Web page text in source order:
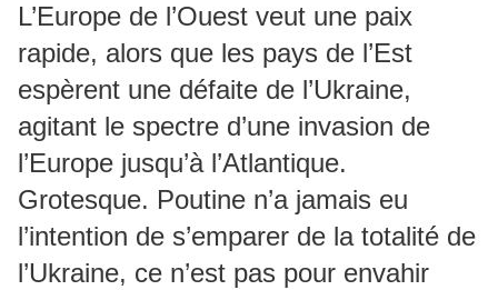
L’Europe de l’Ouest veut une paix
rapide, alors que les pays de l’Est
espèrent une défaite de l’Ukraine,
agitant le spectre d’une invasion de
l’Europe jusqu’à l’Atlantique.
Grotesque. Poutine n’a jamais eu
l’intention de s’emparer de la totalité de
l’Ukraine, ce n’est pas pour envahir